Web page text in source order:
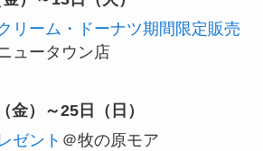
リーム・ドーナツ期間限定販売
ュータウン店
金）～25日（日）
ゼント ＠牧の原モア